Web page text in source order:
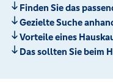
Finden Sie das
Gezielte Suche
Vorteile eines
Das sollten Sie beim